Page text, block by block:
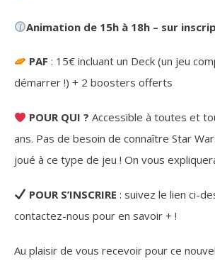
Animation de 15h à 18h – sur
PAF : 15€ incluant un Deck (un jeu
démarrer !) + 2 boosters offerts
POUR QUI ? Accessible à toutes et
ans. Pas de besoin de connaître Star
joué à ce type de jeu ! On vous
POUR S’INSCRIRE : suivez le lien ci-
contactez-nous pour en savoir + !
Au plaisir de vous recevoir pour ce